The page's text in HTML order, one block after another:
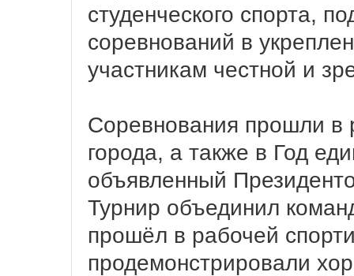
студенческого спорта,
соревнований в
участникам честной и
Соревнования прошли в
города, а также в Год
объявленный
Турнир объединил
прошёл в рабочей
продемонстрировали